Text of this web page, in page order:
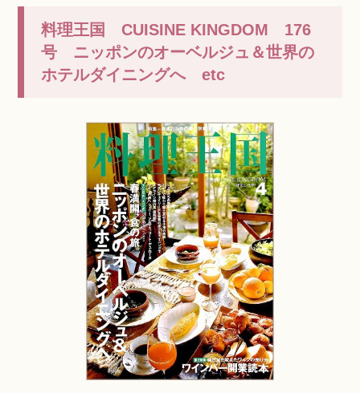
料理王国 CUISINE KINGDOM 176
号 ニッポンのオーベルジュ＆世界の
ホテルダイニングへ etc